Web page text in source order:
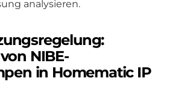
analysieren.
NIBE-
in Homematic IP